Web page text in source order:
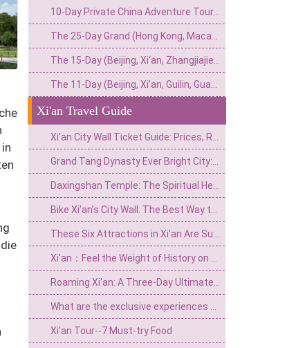
Xi'an Travel Guide
Xi'an Tour--7 Must-try Food